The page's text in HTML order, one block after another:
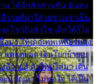
ม ได้อีกสักสามพัน ฉันคง
วายส์มาใส่ เพราะเราเป็น
ะโชว์ถึงหิวโซ เด็กใต้ก็ไม่
มา ให้เด็กเทพเหลียวมอง
แต่สุดยอด เดินโยกย้ายเย
ลีวายส์ ตัวใหม่ใส่มา เดิน
ะมีปัญหา ไม่พอใจ ได้เป็น